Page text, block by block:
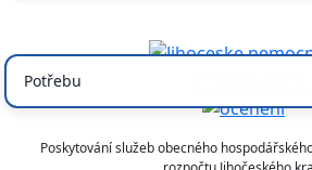
Poskytování služeb obecného